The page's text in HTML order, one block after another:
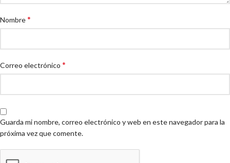
Nombre*
Correo electrónico *
Guarda mi nombre, correo electrónico y web en este navegador para la
próxima vez que comente.